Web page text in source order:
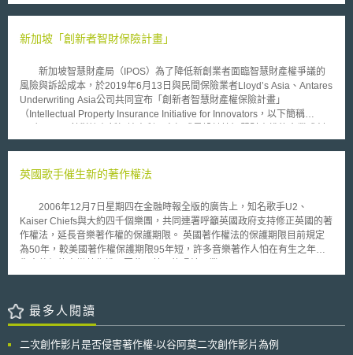
隱私保護 2.合法監聽通信 3.取得通信資料之授權 4.通信資料之保留 5.設備
調查權力法案通過後，使英國政府得以合法的監控人民許多行為，包括蒐
亦得破解或遠端遙控人民之電腦或手機。法案並要求通信服務提供商
（Communication Service Providers, CSPs）將民眾之網路使用紀錄相關
資料保存至少12個月，而近50個不同之機關都能夠查看該些資料，如警察
局、國防部、司法局、金融行為監管局，甚至與國家安全較無關連的食品標
為，在面臨現今高度安全威脅之情況下，網路已成為恐怖份子用來犯罪的新
對抗該挑戰的能力，使情資單位得以阻止新型態之犯罪並追訴參與犯罪之相
關人員。 然而，該法案已遭數萬人民連署反對，要求廢除該法案，因
人民於網路上進行的各樣活動，均將遭受國家的監視，而負責機關也將面臨
負荷龐大的資訊處理量，且一般人民之個人資訊亦將暴露在巨大的風險下。
目前法案部分內容尚未生效，如網路連線紀錄（Internet Connection
Records）的蒐集，因相關安全機制尚未建立完成。但可想而知，該法案所
該如何面對這些反對的衝擊，則可繼續觀察。
新加坡「創新者智財保險計畫」
新加坡智慧財產局（IPOS）為了降低新創業者面臨智慧財產權爭議的
風險與訴訟成本，於2019年6月13日與民間保險業者Lloyd’s Asia、Antares
Underwriting Asia公司共同宣布「創新者智慧財產權保險計畫」
（Intellectual Property Insurance Initiative for Innovators，以下簡稱
作者，以優惠（額外20%折扣）的保險費率提供其在一年或約定期間內，就
額費用（不限於訴訟，亦包含仲裁與調解），將大幅降低新創業者進入國際
業透過智財保險以維護其商業利益可說是當務之急。為有形資產如廠房、土
地或設備投保可說是當代基本的商業常識，相比之下企業對存在更高風險的
無形資產保險卻顯然不足，因此IPOS與民間保險業者合作推出IPIII，IPOS
表示智慧財產權要被行使才有意義，希望藉由IPIII大幅降低業者行使智慧財
英國歌手催生新的著作權法
2006年12月7日星期四在金融時報全版的廣告上，知名歌手U2、
Kaiser Chiefs與大約四千個樂團，共同連署呼籲英國政府支持修正英國的著
作權法，延長音樂著作權的保護期限。 英國著作權法的保護期限目前規定
為50年，較美國著作權保護期限95年短，許多音樂著作人怕在有生之年會
Phonographic Industry)已經進行推動修改英國著作權法，希望延長英國著
權法之規定。 政府智慧財產權意見書的作者，安德魯高爾說，延長音樂著
作權的保護期限超過50年，只會有利於已經很有錢的少數知名巨星。 錄音
在廣告版面上表達他們的訴求，是因為他們關切得著作權議題，竟然不被重
最多人閱讀
二次創作影片是否侵害著作權-以谷阿莫二次創作影片為例